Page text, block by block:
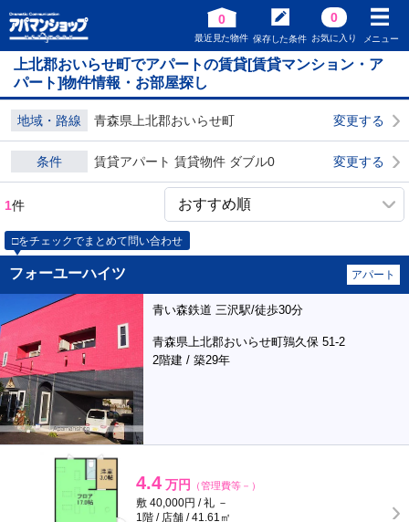
0
最近見た物件 保存した条件
0
お気に入り メニュー
上北郡おいらせ町でアパートの賃貸[賃貸マンション・ア
パート]物件情報・お部屋探し
地域・路線 青森県上北郡おいらせ町 変更する
条件 賃貸アパート 賃貸物件 ダブル0 変更する
1件
□をチェックでまとめて問い合わせ
フォーユーハイツ アパート
青い森鉄道 三沢駅/徒歩30分
青森県上北郡おいらせ町鶉久保 51-2
2階建 / 築29年
4.4 万円 （管理費等－）
敷 40,000円 / 礼 －
1階 / 店舗 / 41.61㎡